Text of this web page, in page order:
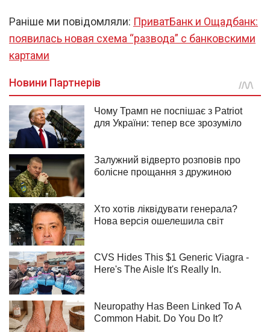
Раніше ми повідомляли: ПриватБанк и Ощадбанк:
появилась новая схема “развода” с банковскими
картами